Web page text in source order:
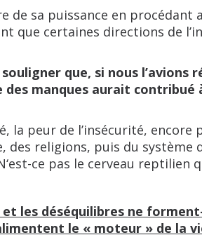
de sa puissance en procédant
que certaines directions de
que, si nous l’avions
des manques aurait
la peur de l’insécurité,
des religions, puis du système
ce pas le cerveau
les déséquilibres ne
le « moteur » de la